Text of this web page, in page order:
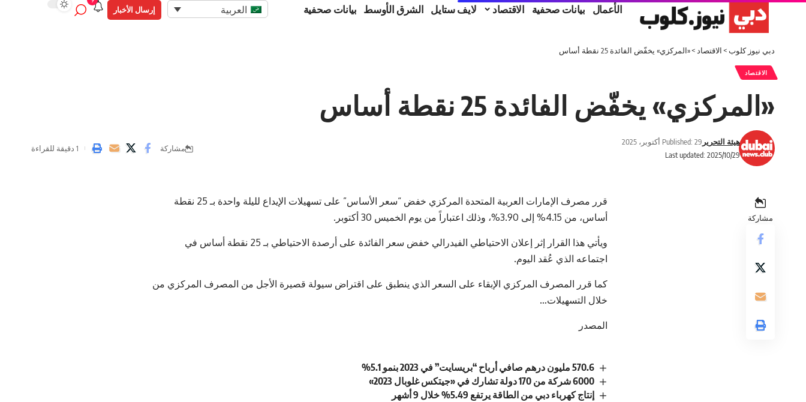
الأعمال بيانات صحفية الاقتصاد لايف ستايل الشرق الأوسط بيانات صحفية العربية إرسال الأخبار
دبي نيوز كلوب> الاقتصاد >«المركزي» يخفّض الفائدة 25 نقطة أساس
الاقتصاد
«المركزي» يخفّض الفائدة 25 نقطة أساس
Last updated: 2025/10/29
هيئة التحرير Published: 29 أكتوبر، 2025
مشاركة 1 دقيقة للقراءة
مشاركة
قرر مصرف الإمارات العربية المتحدة المركزي خفض “سعر الأساس” على تسهيلات الإيداع لليلة واحدة بـ 25 نقطة
أساس، من 4.15% إلى 3.90%، وذلك اعتباراً من يوم الخميس 30 أكتوبر.
ويأتي هذا القرار إثر إعلان الاحتياطي الفيدرالي خفض سعر الفائدة على أرصدة الاحتياطي بـ 25 نقطة أساس في
اجتماعه الذي عُقد اليوم.
كما قرر المصرف المركزي الإبقاء على السعر الذي ينطبق على اقتراض سيولة قصيرة الأجل من المصرف المركزي من
خلال التسهيلات…
المصدر
570.6 مليون درهم صافي أرباح “بريسايت” في 2023 بنمو 5.1%
6000 شركة من 170 دولة تشارك في «جيتكس غلوبال 2023»
إنتاج كهرباء دبي من الطاقة يرتفع 5.49% خلال 9 أشهر